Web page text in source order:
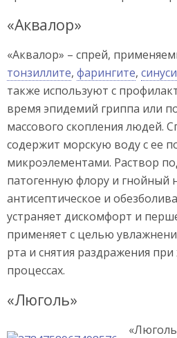
«Аквалор»
«Аквалор» – спрей,
тонзиллите, фарингите,
также используют с
время эпидемий гриппа или
массового скопления людей.
содержит морскую воду с ее
микроэлементами. Раствор
патогенную флору и гнойный
антисептическое и
устраняет дискомфорт и
применяет с целью
рта и снятия раздражения при
процессах.
«Люголь»